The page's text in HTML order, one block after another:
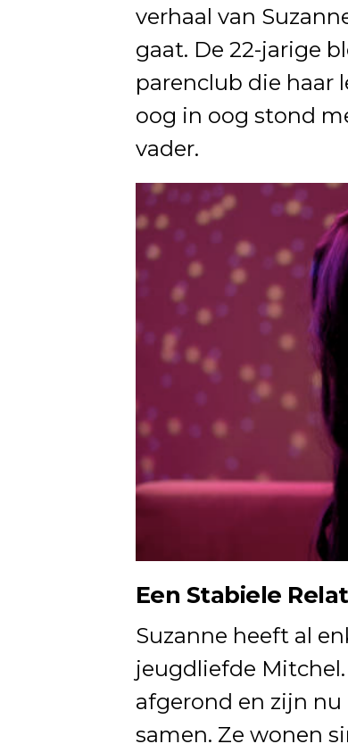
verhaal van
gaat. De 22-jarige
parenclub die haar
oog in oog stond
vader.
Een Stabiele
Suzanne heeft al
jeugdliefde
afgerond en zijn
samen. Ze wonen